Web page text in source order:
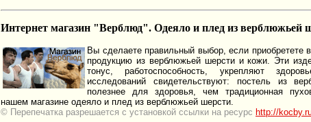
Интернет магазин "Верблюд". Одеяло и плед из верблюжьей
Вы сделаете правильный выбор, если приобретете
продукцию из верблюжьей шерсти и кожи. Эти
тонус, работоспособность, укрепляют
исследований свидетельствуют: постель из
полезнее для здоровья, чем традиционная
нашем магазине одеяло и плед из верблюжьей шерсти.
© Перепечатка разрешается с установкой ссылки на ресурс http://